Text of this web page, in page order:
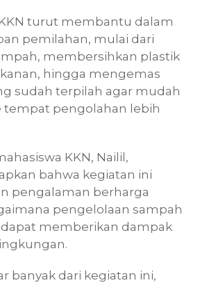
turut membantu dalam
pemilahan, mulai dari
membersihkan plastik
hingga mengemas
sudah terpilah agar mudah
tempat pengolahan lebih
KKN, Nailil,
bahwa kegiatan ini
pengalaman berharga
pengelolaan sampah
memberikan dampak
banyak dari kegiatan ini,